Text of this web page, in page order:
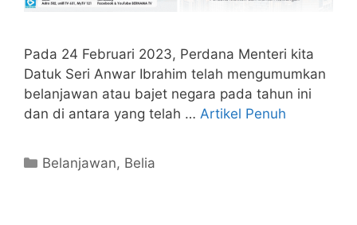
Pada 24 Februari 2023, Perdana Menteri kita
Datuk Seri Anwar Ibrahim telah mengumumkan
belanjawan atau bajet negara pada tahun ini
dan di antara yang telah … Artikel Penuh
Categories
Belanjawan, Belia